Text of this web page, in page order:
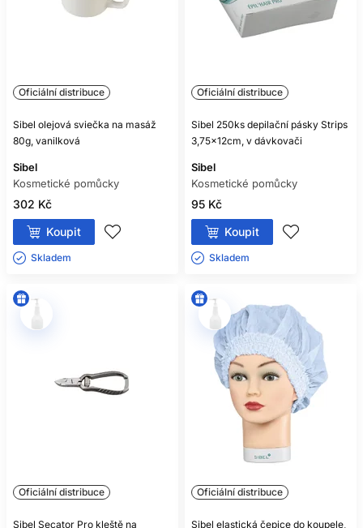
Oficiální distribuce
Sibel olejová sviečka na masáž
80g, vanilková
Sibel
Kosmetické pomůcky
302 Kč
Koupit
Skladem ㅤ
Oficiální distribuce
Sibel 250ks depilační pásky Strips
3,75x12cm, v dávkovači
Sibel
Kosmetické pomůcky
95 Kč
Koupit
Skladem ㅤ
Oficiální distribuce
Sibel Secator Pro kleště na
Oficiální distribuce
Sibel elastická čepice do koupele,